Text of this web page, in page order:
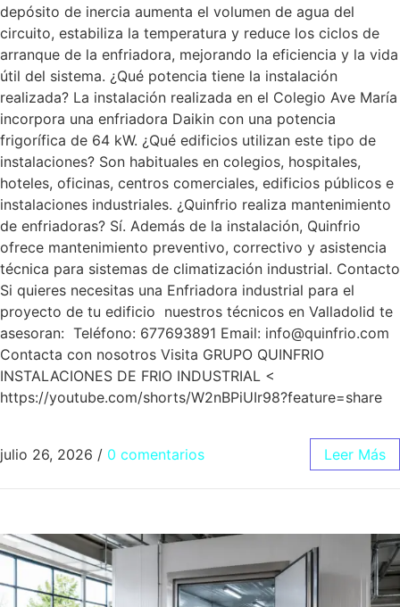
depósito de inercia aumenta el volumen de agua del
circuito, estabiliza la temperatura y reduce los ciclos de
arranque de la enfriadora, mejorando la eficiencia y la vida
útil del sistema. ¿Qué potencia tiene la instalación
realizada? La instalación realizada en el Colegio Ave María
incorpora una enfriadora Daikin con una potencia
frigorífica de 64 kW. ¿Qué edificios utilizan este tipo de
instalaciones? Son habituales en colegios, hospitales,
hoteles, oficinas, centros comerciales, edificios públicos e
instalaciones industriales. ¿Quinfrio realiza mantenimiento
de enfriadoras? Sí. Además de la instalación, Quinfrio
ofrece mantenimiento preventivo, correctivo y asistencia
técnica para sistemas de climatización industrial. Contacto
Si quieres necesitas una Enfriadora industrial para el
proyecto de tu edificio nuestros técnicos en Valladolid te
asesoran: Teléfono: 677693891 Email: info@quinfrio.com
Contacta con nosotros Visita GRUPO QUINFRIO
INSTALACIONES DE FRIO INDUSTRIAL <
https://youtube.com/shorts/W2nBPiUIr98?feature=share
julio 26, 2026 / 0 comentarios Leer Más